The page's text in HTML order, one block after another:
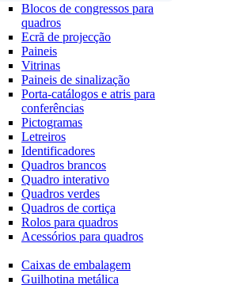
Blocos de congressos para
quadros
Ecrã de projecção
Paineis
Vitrinas
Paineis de sinalização
Porta-catálogos e atris para
conferências
Pictogramas
Letreiros
Identificadores
Quadros brancos
Quadro interativo
Quadros verdes
Quadros de cortiça
Rolos para quadros
Acessórios para quadros
Caixas de embalagem
Guilhotina metálica